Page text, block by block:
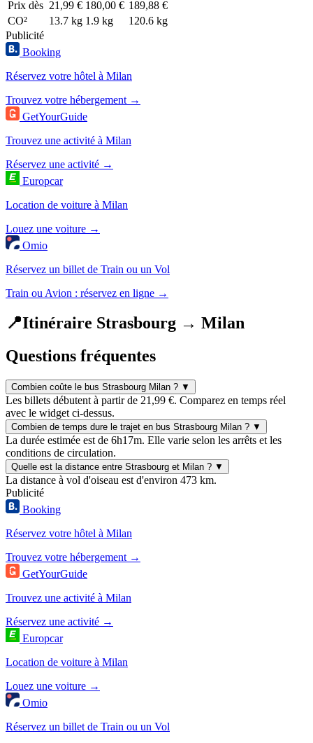
Prix dès 21,99 € 180,00 € 189,88 €
CO²
13.7 kg 1.9 kg
120.6 kg
Publicité
Booking
Réservez votre hôtel à Milan
Trouvez votre hébergement →
GetYourGuide
Trouvez une activité à Milan
Réservez une activité →
Europcar
Location de voiture à Milan
Louez une voiture →
Omio
Réservez un billet de Train ou un Vol
Train ou Avion : réservez en ligne →
📍Itinéraire Strasbourg → Milan
Questions fréquentes
Combien coûte le bus Strasbourg Milan ? ▼
Les billets débutent à partir de 21,99 €. Comparez en temps réel
avec le widget ci-dessus.
Combien de temps dure le trajet en bus Strasbourg Milan ? ▼
La durée estimée est de 6h17m. Elle varie selon les arrêts et les
conditions de circulation.
Quelle est la distance entre Strasbourg et Milan ? ▼
La distance à vol d'oiseau est d'environ 473 km.
Publicité
Booking
Réservez votre hôtel à Milan
Trouvez votre hébergement →
GetYourGuide
Trouvez une activité à Milan
Réservez une activité →
Europcar
Location de voiture à Milan
Louez une voiture →
Omio
Réservez un billet de Train ou un Vol